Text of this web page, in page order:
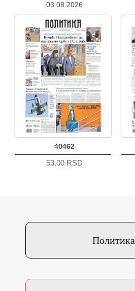
03.08.2026
40462
53.00 RSD
Политика